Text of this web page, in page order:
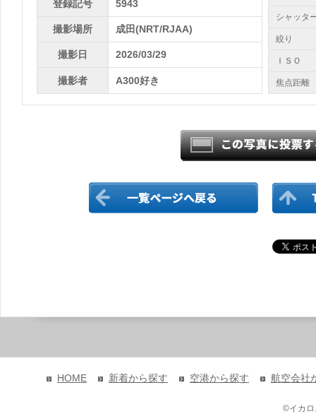
登録記号 5943
撮影場所 成田(NRT/RJAA)
撮影日 2026/03/29
撮影者 A300好き
シャッタ
絞り
ＩＳＯ
焦点距離
HOME 新着から探す 空港から探す 航空会社
©イカ